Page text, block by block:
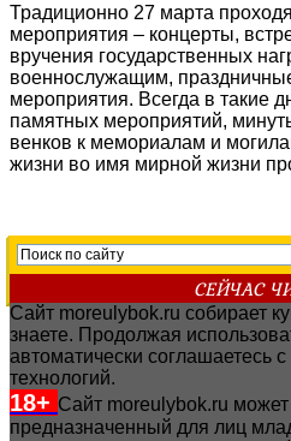
Традиционно 27 марта
мероприятия – концерты,
вручения государственных
военнослужащим,
мероприятия. Всегда в такие
памятных мероприятий,
венков к мемориалам и
жизни во имя мирной жизни
СЕЙЧАС
Сайт moreulybok.ru собирает
знаете. Продолжая
автоматически соглашаетесь
технологий.
18+ Сайт moreulybok.ru может
предназначенный для лиц